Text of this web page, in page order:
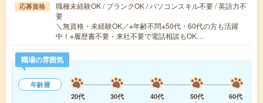
応募資格
職種未経験OK / ブランクOK / パソコンスキル不要 / 英語力不
要
＼無資格・未経験OK／※年齢不問※50代・60代の方も活躍
中！※履歴書不要・来社不要で電話相談もOK…
職場の雰囲気
年齢層
20代
30代 40代 50代
60代